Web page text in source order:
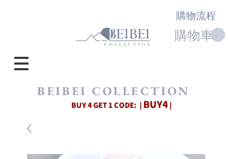
購物流程
購物車
BEIBEI COLLECTION
BUY 4 GET 1 CODE: | BUY4|